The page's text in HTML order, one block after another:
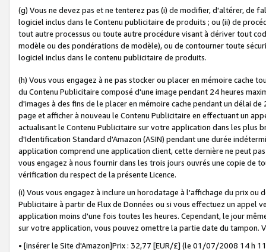
(g) Vous ne devez pas et ne tenterez pas (i) de modifier, d'altérer, de
logiciel inclus dans le Contenu publicitaire de produits ; ou (ii) de
tout autre processus ou toute autre procédure visant à dériver tout
modèle ou des pondérations de modèle), ou de contourner toute
logiciel inclus dans le contenu publicitaire de produits.
(h) Vous vous engagez à ne pas stocker ou placer en mémoire cache
du Contenu Publicitaire composé d'une image pendant 24 heures
d'images à des fins de le placer en mémoire cache pendant un délai
page et afficher à nouveau le Contenu Publicitaire en effectuant un
actualisant le Contenu Publicitaire sur votre application dans les plus
d'Identification Standard d'Amazon (ASIN) pendant une durée
application comprend une application client, cette dernière ne peut
vous engagez à nous fournir dans les trois jours ouvrés une copie de
vérification du respect de la présente Licence.
(i) Vous vous engagez à inclure un horodatage à l'affichage du prix
Publicitaire à partir de Flux de Données ou si vous effectuez un appel
application moins d'une fois toutes les heures. Cependant, le jour
sur votre application, vous pouvez omettre la partie date du tampon.
• [insérer le Site d'Amazon]Prix : 32,77 [EUR/£] (le 01/07/2008 14 h